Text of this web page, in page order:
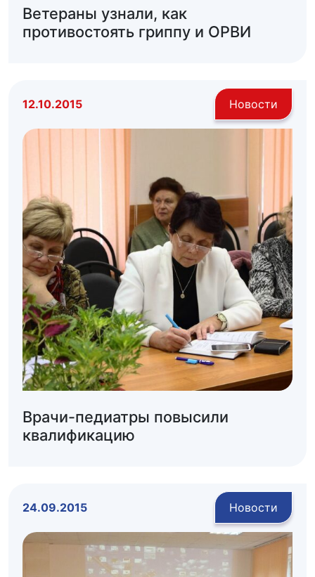
Ветераны узнали, как
противостоять гриппу и ОРВИ
12.10.2015 Новости
Врачи-педиатры повысили
квалификацию
24.09.2015 Новости